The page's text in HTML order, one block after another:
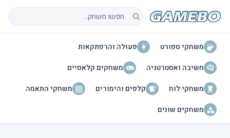
חיפוש משחקים
משחקי ספורט
פעולה והרפתקאות
חשיבה ואסטרטגיה
משחקים קלאסיים
משחקי לוח
קלפים והימורים
משחקי התאמה
משחקים שונים